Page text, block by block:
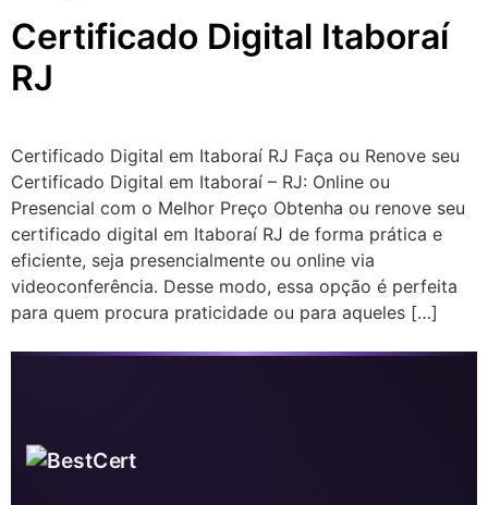
Certificado Digital Itaboraí
RJ
Certificado Digital em Itaboraí RJ Faça ou Renove seu
Certificado Digital em Itaboraí – RJ: Online ou
Presencial com o Melhor Preço Obtenha ou renove seu
certificado digital em Itaboraí RJ de forma prática e
eficiente, seja presencialmente ou online via
videoconferência. Desse modo, essa opção é perfeita
para quem procura praticidade ou para aqueles […]